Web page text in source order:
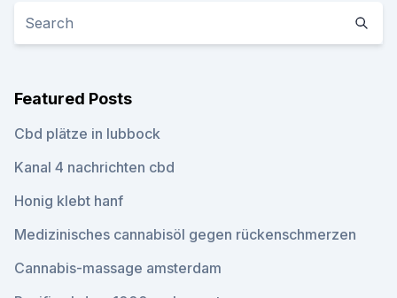
Featured Posts
Cbd plätze in lubbock
Kanal 4 nachrichten cbd
Honig klebt hanf
Medizinisches cannabisöl gegen rückenschmerzen
Cannabis-massage amsterdam